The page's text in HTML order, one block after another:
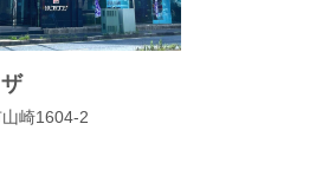
崎1604-2